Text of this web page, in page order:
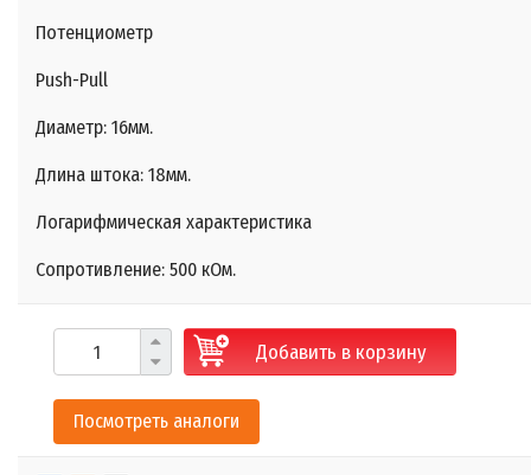
Потенциометр
Push-Pull
Диаметр: 16мм.
Длина штока: 18мм.
Логарифмическая характеристика
Сопротивление: 500 кОм.
Добавить в корзину
Посмотреть аналоги